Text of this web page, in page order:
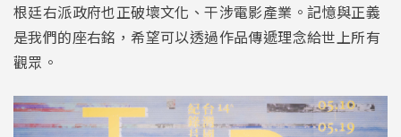
根廷右派政府也正破壞文化、干涉電影產業。記憶與正義
是我們的座右銘，希望可以透過作品傳遞理念給世上所有
觀眾。